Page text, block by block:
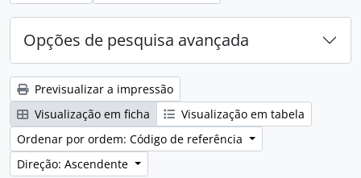
Opções de pesquisa avançada
Previsualizar a impressão
Visualização em ficha
Visualização em tabela
Ordenar por ordem: Código de referência
Direção: Ascendente